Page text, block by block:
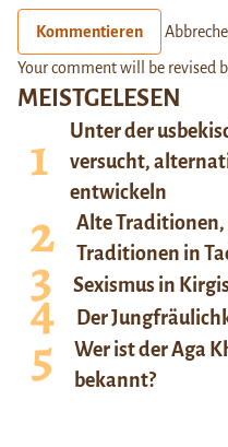
MEISTGELESEN
Unter der
versucht,
entwickeln
Alte Traditionen,
Traditionen in
Sexismus in
Der
Wer ist der Aga
bekannt?
Kommentieren
Your comment will be revised